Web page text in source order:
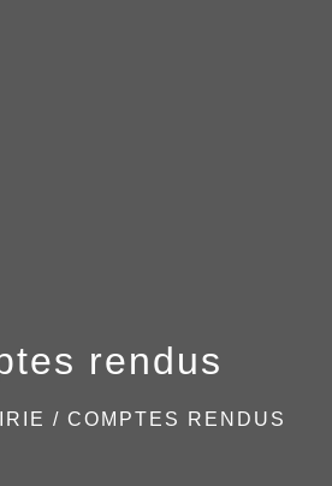
rendus
/ COMPTES RENDUS